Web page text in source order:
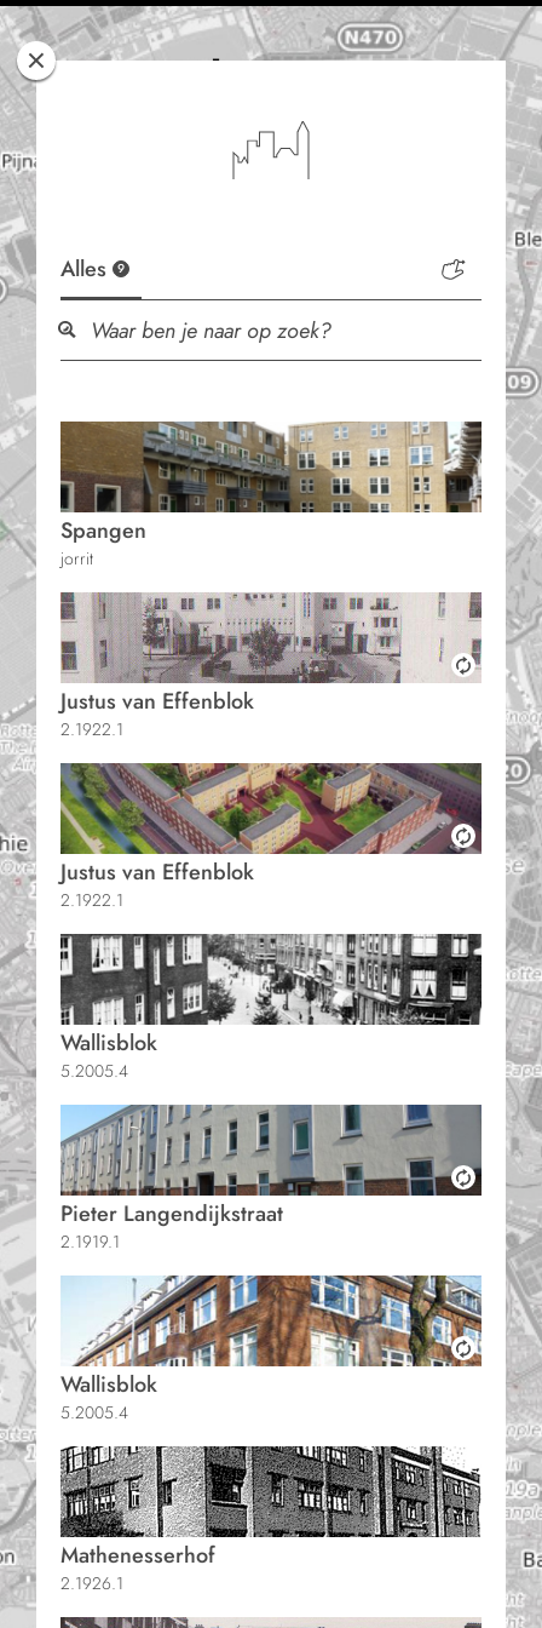
Rotterdam
Alles 9
Spangen
jorrit
Justus van Effenblok
2.1922.1
Justus van Effenblok
2.1922.1
Wallisblok
5.2005.4
Pieter Langendijkstraat
2.1919.1
Wallisblok
5.2005.4
Mathenesserhof
2.1926.1